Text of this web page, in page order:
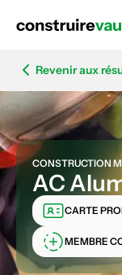
Revenir aux
CONSTRUCTION
AC
CARTE
MEMBRE